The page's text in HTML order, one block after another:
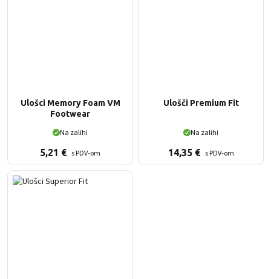
Ulošci Memory Foam VM
Footwear
Na zalihi
5,21 € s PDV-om
Ulošči Premium Fit
Na zalihi
14,35 € s PDV-om